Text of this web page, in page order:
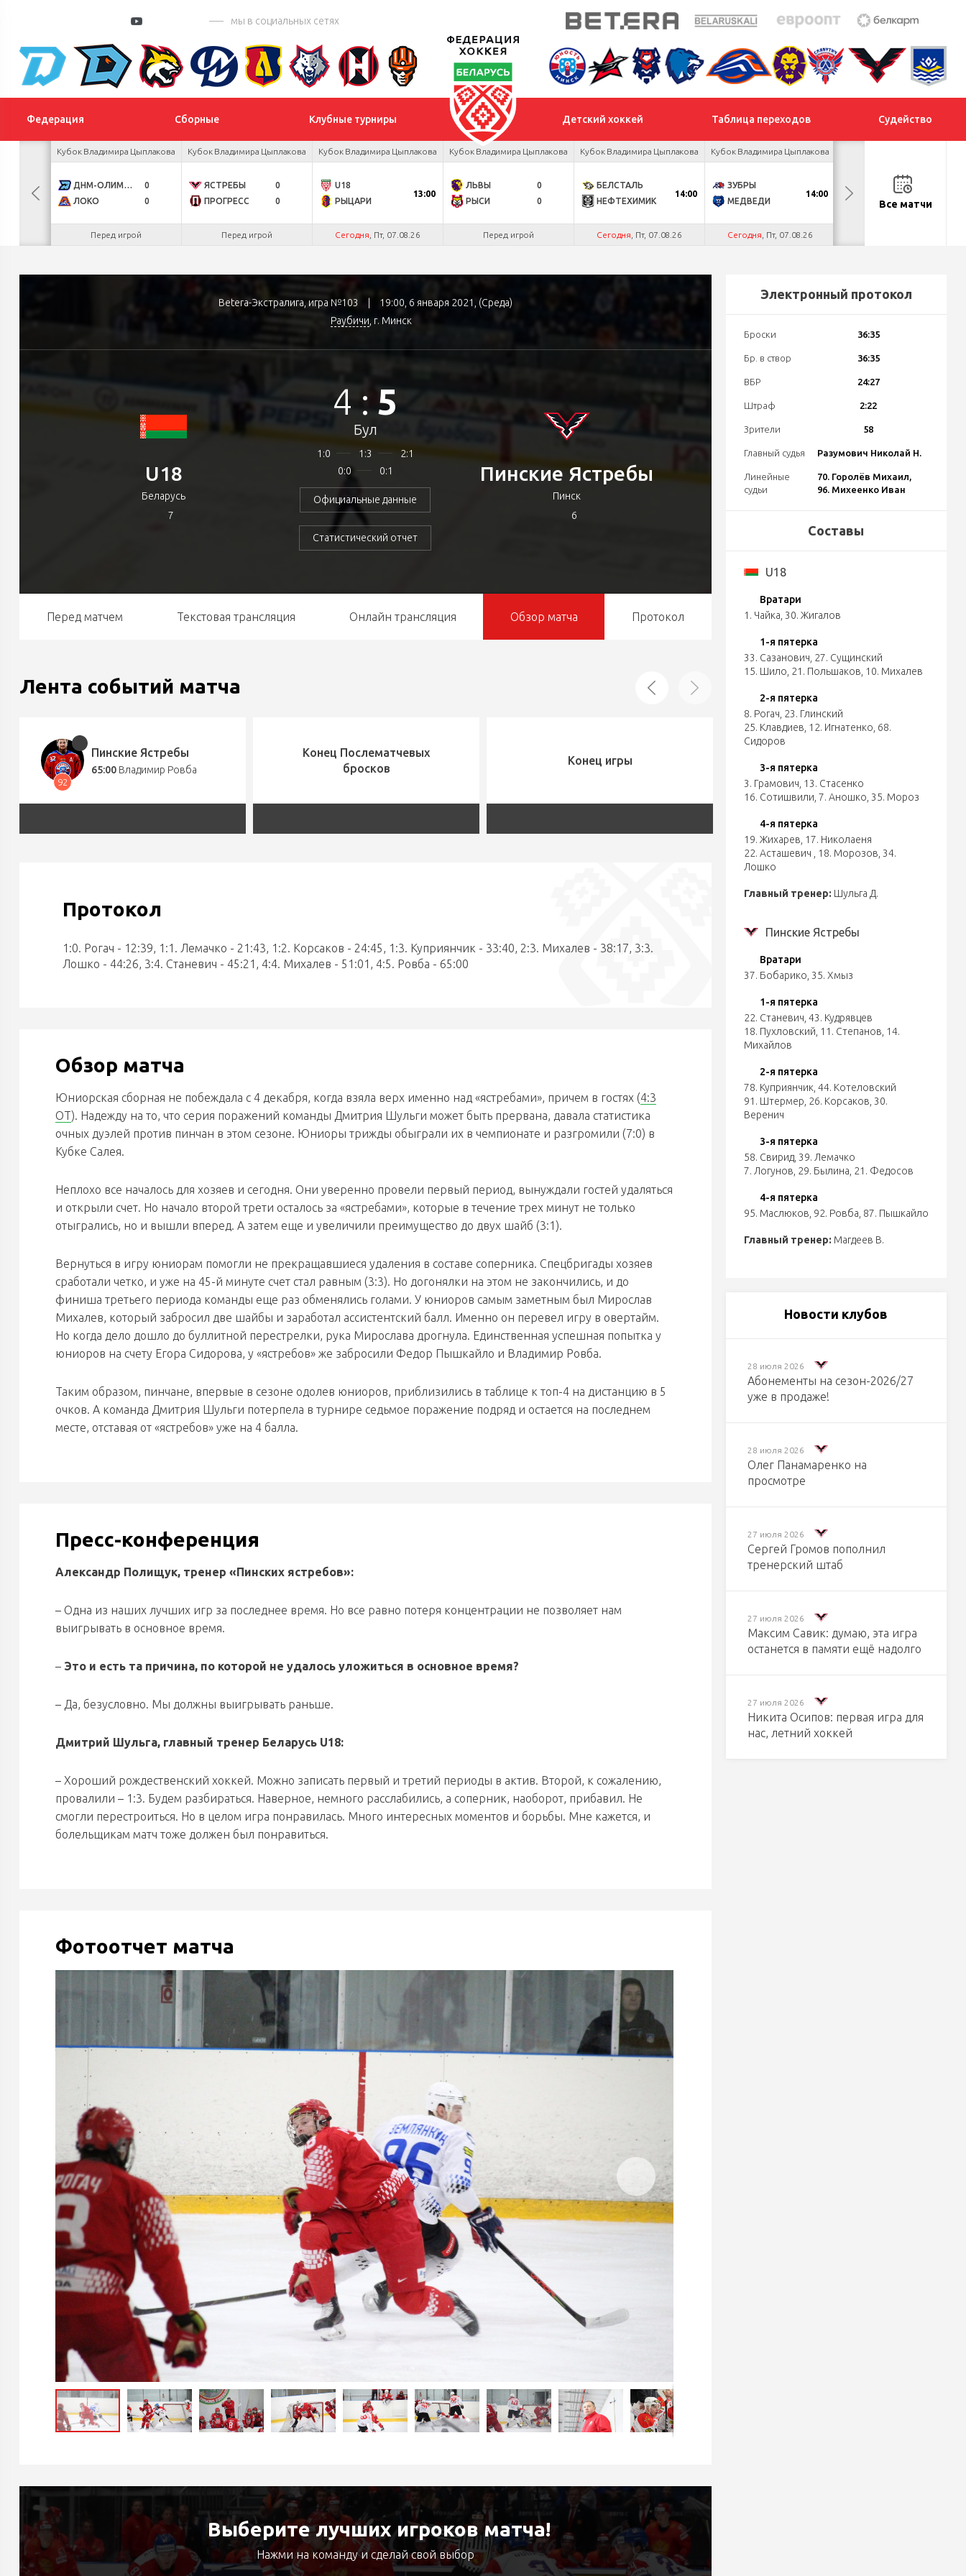
мы в социальных сетях
Федерация Сборные Клубные турниры Детский хоккей Таблица переходов Судейство
Кубок Владимира Цыплакова
ДНМ-ОЛИМПИК
0
ЛОКО
0
Перед игрой
Кубок Владимира Цыплакова
ЯСТРЕБЫ
0
ПРОГРЕСС
0
Перед игрой
Кубок Владимира Цыплакова
U18
РЫЦАРИ
13:00
Сегодня , Пт, 07.08.26
Кубок Владимира Цыплакова
ЛЬВЫ
0
РЫСИ
0
Перед игрой
Кубок Владимира Цыплакова
БЕЛСТАЛЬ
НЕФТЕХИМИК
14:00
Сегодня , Пт, 07.08.26
Кубок Владимира Цыплакова
ЗУБРЫ
МЕДВЕДИ
14:00
Сегодня , Пт, 07.08.26
ДНМ-ШИННИК
ТАЙФУНВсе матчи
Betera-Экстралига, игра №103
19:00, 6 января 2021, (Среда)
Раубичи , г. Минск
U18
Беларусь
7
4 : 5
Бул
1:0 1:3
2:1
0:0
0:1
Официальные данные
Статистический отчет
Пинские Ястребы
Пинск
6
Перед матчем Текстовая трансляция Онлайн трансляция Обзор матча Протокол
Лента событий матча
92
Пинские Ястребы
65:00 Владимир Ровба
Конец Послематчевых
бросков
Конец игры
Протокол
1:0. Рогач - 12:39, 1:1. Лемачко - 21:43, 1:2. Корсаков - 24:45, 1:3. Куприянчик - 33:40, 2:3. Михалев - 38:17, 3:3.
Лошко - 44:26, 3:4. Станевич - 45:21, 4:4. Михалев - 51:01, 4:5. Ровба - 65:00
Обзор матча
Юниорская сборная не побеждала с 4 декабря, когда взяла верх именно над «ястребами», причем в гостях (4:3
ОТ). Надежду на то, что серия поражений команды Дмитрия Шульги может быть прервана, давала статистика
очных дуэлей против пинчан в этом сезоне. Юниоры трижды обыграли их в чемпионате и разгромили (7:0) в
Кубке Салея.
Неплохо все началось для хозяев и сегодня. Они уверенно провели первый период, вынуждали гостей удаляться
и открыли счет. Но начало второй трети осталось за «ястребами», которые в течение трех минут не только
отыгрались, но и вышли вперед. А затем еще и увеличили преимущество до двух шайб (3:1).
Вернуться в игру юниорам помогли не прекращавшиеся удаления в составе соперника. Спецбригады хозяев
сработали четко, и уже на 45-й минуте счет стал равным (3:3). Но догонялки на этом не закончились, и до
финиша третьего периода команды еще раз обменялись голами. У юниоров самым заметным был Мирослав
Михалев, который забросил две шайбы и заработал ассистентский балл. Именно он перевел игру в овертайм.
Но когда дело дошло до буллитной перестрелки, рука Мирослава дрогнула. Единственная успешная попытка у
юниоров на счету Егора Сидорова, у «ястребов» же забросили Федор Пышкайло и Владимир Ровба.
Таким образом, пинчане, впервые в сезоне одолев юниоров, приблизились в таблице к топ-4 на дистанцию в 5
очков. А команда Дмитрия Шульги потерпела в турнире седьмое поражение подряд и остается на последнем
месте, отставая от «ястребов» уже на 4 балла.
Пресс-конференция
Александр Полищук, тренер «Пинских ястребов»:
– Одна из наших лучших игр за последнее время. Но все равно потеря концентрации не позволяет нам
выигрывать в основное время.
– Это и есть та причина, по которой не удалось уложиться в основное время?
– Да, безусловно. Мы должны выигрывать раньше.
Дмитрий Шульга, главный тренер Беларусь U18:
– Хороший рождественский хоккей. Можно записать первый и третий периоды в актив. Второй, к сожалению,
провалили – 1:3. Будем разбираться. Наверное, немного расслабились, а соперник, наоборот, прибавил. Не
смогли перестроиться. Но в целом игра понравилась. Много интересных моментов и борьбы. Мне кажется, и
болельщикам матч тоже должен был понравиться.
Фотоотчет матча
Выберите лучших игроков матча!
Нажми на команду и сделай свой выбор
Электронный протокол
Броски 36:35
Бр. в створ 36:35
ВБР 24:27
Штраф 2:22
Зрители 58
Главный судья Разумович Николай Н.
Линейные
судьи
70. Горолёв Михаил,
96. Михеенко Иван
Составы
U18
Вратари
1. Чайка 30. Жигалов
1-я пятерка
33. Сазанович 27. Сущинский
15. Шило 21. Польшаков 10. Михалев
2-я пятерка
8. Рогач 23. Глинский
25. Клавдиев 12. Игнатенко 68.
Сидоров
3-я пятерка
3. Грамович 13. Стасенко
16. Сотишвили 7. Аношко 35. Мороз
4-я пятерка
19. Жихарев 17. Николаеня
22. Асташевич
18. Морозов 34.
Лошко
Главный тренер: Шульга Д.
Пинские Ястребы
Вратари
37. Бобарико 35. Хмыз
1-я пятерка
22. Станевич 43. Кудрявцев
18. Пухловский 11. Степанов 14.
Михайлов
2-я пятерка
78. Куприянчик 44. Котеловский
91. Штермер 26. Корсаков 30.
Веренич
3-я пятерка
58. Свирид, 39. Лемачко
7. Логунов 29. Былина 21. Федосов
4-я пятерка
95. Маслюков 92. Ровба 87. Пышкайло
Главный тренер: Магдеев В.
Новости клубов
28 июля 2026
Абонементы на сезон-2026/27
уже в продаже!
28 июля 2026
Олег Панамаренко на
просмотре
27 июля 2026
Сергей Громов пополнил
тренерский штаб
27 июля 2026
Максим Савик: думаю, эта игра
останется в памяти ещё надолго
27 июля 2026
Никита Осипов: первая игра для
нас, летний хоккей